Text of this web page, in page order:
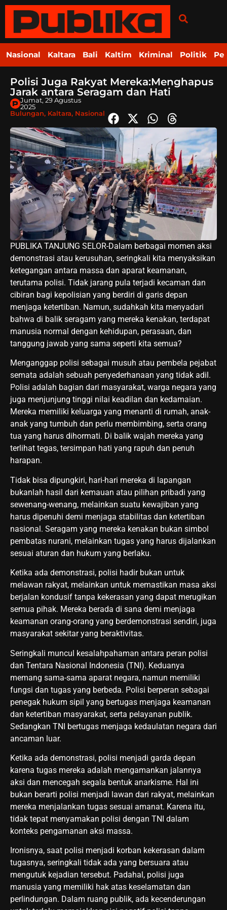
Nasional Kaltara Bali Kaltim Kriminal Politik
Polisi Juga Rakyat Mereka:Menghapus
Jarak antara Seragam dan Hati
Jumat, 29 Agustus
2025
Bulungan, Kaltara, Nasional
PUBLIKA TANJUNG SELOR-Dalam berbagai momen aksi
demonstrasi atau kerusuhan, seringkali kita menyaksikan
ketegangan antara massa dan aparat keamanan,
terutama polisi. Tidak jarang pula terjadi kecaman dan
cibiran bagi kepolisian yang berdiri di garis depan
menjaga ketertiban. Namun, sudahkah kita menyadari
bahwa di balik seragam yang mereka kenakan, terdapat
manusia normal dengan kehidupan, perasaan, dan
tanggung jawab yang sama seperti kita semua?
Menganggap polisi sebagai musuh atau pembela pejabat
semata adalah sebuah penyederhanaan yang tidak adil.
Polisi adalah bagian dari masyarakat, warga negara yang
juga menjunjung tinggi nilai keadilan dan kedamaian.
Mereka memiliki keluarga yang menanti di rumah, anak-
anak yang tumbuh dan perlu membimbing, serta orang
tua yang harus dihormati. Di balik wajah mereka yang
terlihat tegas, tersimpan hati yang rapuh dan penuh
harapan.
Tidak bisa dipungkiri, hari-hari mereka di lapangan
bukanlah hasil dari kemauan atau pilihan pribadi yang
sewenang-wenang, melainkan suatu kewajiban yang
harus dipenuhi demi menjaga stabilitas dan ketertiban
nasional. Seragam yang mereka kenakan bukan simbol
pembatas nurani, melainkan tugas yang harus dijalankan
sesuai aturan dan hukum yang berlaku.
Ketika ada demonstrasi, polisi hadir bukan untuk
melawan rakyat, melainkan untuk memastikan masa aksi
berjalan kondusif tanpa kekerasan yang dapat merugikan
semua pihak. Mereka berada di sana demi menjaga
keamanan orang-orang yang berdemonstrasi sendiri, juga
masyarakat sekitar yang beraktivitas.
Seringkali muncul kesalahpahaman antara peran polisi
dan Tentara Nasional Indonesia (TNI). Keduanya
memang sama-sama aparat negara, namun memiliki
fungsi dan tugas yang berbeda. Polisi berperan sebagai
penegak hukum sipil yang bertugas menjaga keamanan
dan ketertiban masyarakat, serta pelayanan publik.
Sedangkan TNI bertugas menjaga kedaulatan negara dari
ancaman luar.
Ketika ada demonstrasi, polisi menjadi garda depan
karena tugas mereka adalah mengamankan jalannya
aksi dan mencegah segala bentuk anarkisme. Hal ini
bukan berarti polisi menjadi lawan dari rakyat, melainkan
mereka menjalankan tugas sesuai amanat. Karena itu,
tidak tepat menyamakan polisi dengan TNI dalam
konteks pengamanan aksi massa.
Ironisnya, saat polisi menjadi korban kekerasan dalam
tugasnya, seringkali tidak ada yang bersuara atau
mengutuk kejadian tersebut. Padahal, polisi juga
manusia yang memiliki hak atas keselamatan dan
perlindungan. Dalam ruang publik, ada kecenderungan